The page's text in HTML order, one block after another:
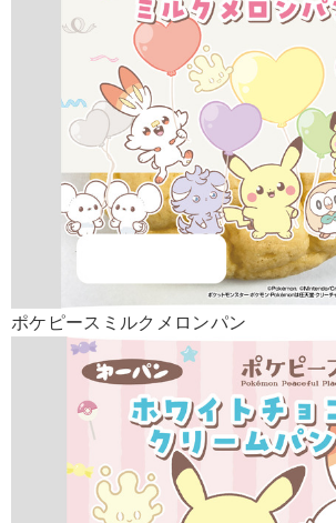
ポケピースミルクメロンパン